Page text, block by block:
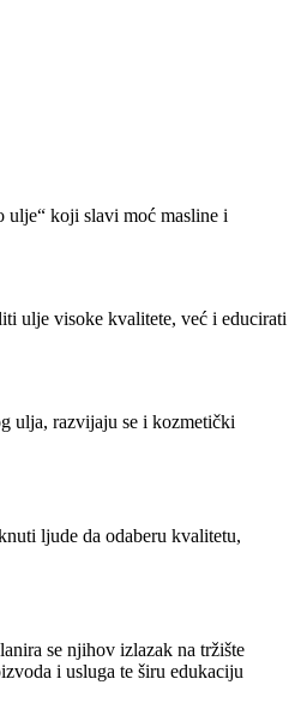
ulje“ koji slavi moć masline i
ulje visoke kvalitete, već i educirati
ulja, razvijaju se i kozmetički
ljude da odaberu kvalitetu,
se njihov izlazak na tržište
i usluga te širu edukaciju